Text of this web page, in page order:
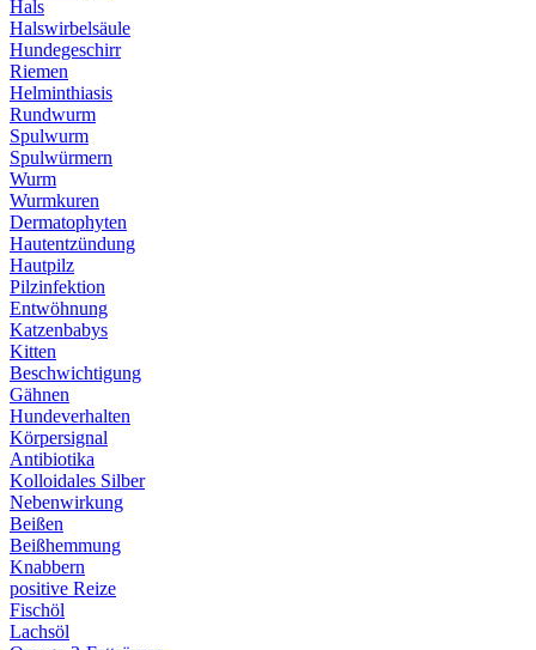
Hals
Halswirbelsäule
Hundegeschirr
Riemen
Helminthiasis
Rundwurm
Spulwurm
Spulwürmern
Wurm
Wurmkuren
Dermatophyten
Hautentzündung
Hautpilz
Pilzinfektion
Entwöhnung
Katzenbabys
Kitten
Beschwichtigung
Gähnen
Hundeverhalten
Körpersignal
Antibiotika
Kolloidales Silber
Nebenwirkung
Beißen
Beißhemmung
Knabbern
positive Reize
Fischöl
Lachsöl